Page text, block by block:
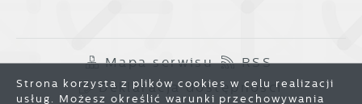
Mapa serwisu
RSS
Deklaracja dostępności
Strona korzysta z plików cookies w celu realizacji
usług. Możesz określić warunki przechowywania